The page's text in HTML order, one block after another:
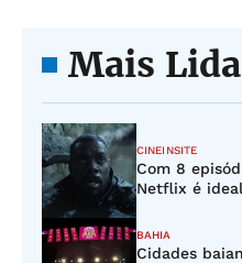
Mais
CINEINSITE
Com 8
Netflix é
BAHIA
Cidades